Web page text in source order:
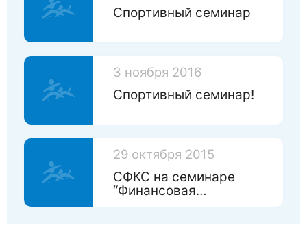
Спортивный семинар
3 ноября 2016
Спортивный семинар!
29 октября 2015
СФКС на семинаре
“Финансовая